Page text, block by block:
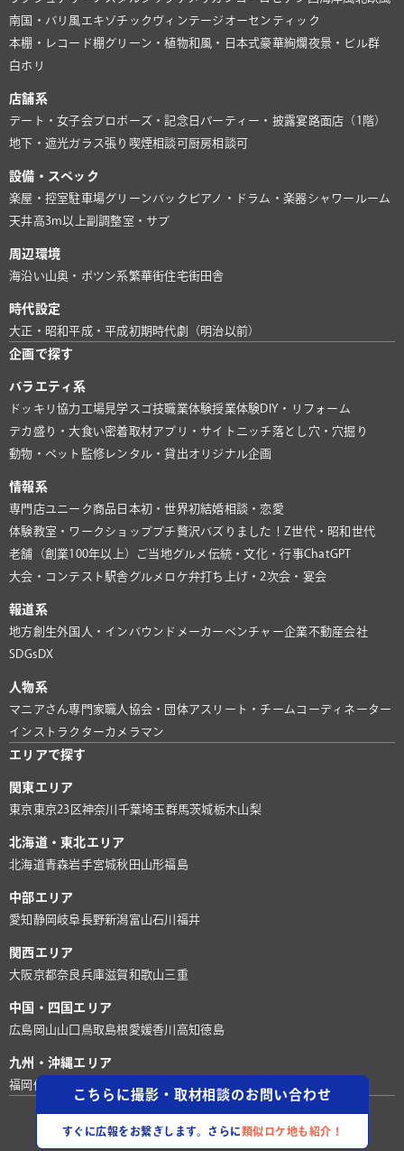
こちらに撮影・取材相談のお問い合わせ
すぐに広報をお繋ぎします。さらに類似ロケ地も紹介！
南国・バリ風 エキゾチック ヴィンテージ オーセンティック
本棚・レコード棚グリーン・植物和風・日本式豪華絢爛夜景・ビル群
白ホリ
店舗系
デート・女子会プロポーズ・記念日 パーティー・披露宴路面店（1階）
地下・遮光ガラス張り 喫煙相談可 厨房相談可
設備・スペック
楽屋・控室駐車場グリーンバック ピアノ・ドラム・楽器シャワールーム
天井高3m以上副調整室・サブ
周辺環境
海沿い山奥・ポツン系繁華街住宅街田舎
時代設定
大正・昭和平成・平成初期時代劇（明治以前）
企画で探す
バラエティ系
ドッキリ協力 工場見学 スゴ技職業体験授業体験 DIY・リフォーム
デカ盛り・大食い密着取材アプリ・サイト ニッチ落とし穴・穴掘り
動物・ペット 監修 レンタル・貸出オリジナル企画
情報系
専門店ユニーク商品 日本初・世界初結婚相談・恋愛
体験教室・ワークショッププチ贅沢バズりました！ Z世代・昭和世代
老舗（創業100年以上）
ご当地グルメ 伝統・文化・行事ChatGPT
大会・コンテスト 駅舎グルメ ロケ弁打ち上げ・2次会・宴会
報道系
地方創生外国人・インバウンド メーカー ベンチャー企業不動産会社
SDGs DX
人物系
マニアさん専門家 職人 協会・団体アスリート・チーム コーディネーター
インストラクターカメラマン
エリアで探す
関東エリア
東京 東京23区神奈川 千葉埼玉群馬茨城栃木山梨
北海道・東北エリア
北海道青森岩手宮城秋田 山形福島
中部エリア
愛知 静岡 岐阜長野新潟富山石川 福井
関西エリア
大阪京都奈良兵庫滋賀和歌山 三重
中国・四国エリア
広島 岡山山口 鳥取島根 愛媛香川 高知徳島
九州・沖縄エリア
福岡 佐賀
©株式会社ロケグー